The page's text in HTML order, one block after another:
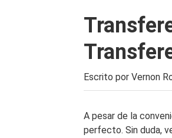
Escrito por Vernon
A pesar de la
perfecto. Sin duda,